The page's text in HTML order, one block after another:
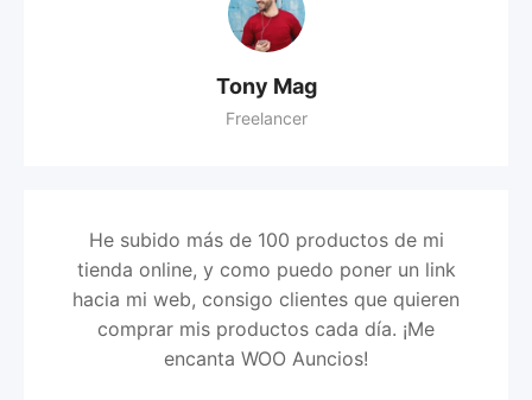
Tony Mag
Freelancer
He subido más de 100 productos de mi
tienda online, y como puedo poner un link
hacia mi web, consigo clientes que quieren
comprar mis productos cada día. ¡Me
encanta WOO Auncios!